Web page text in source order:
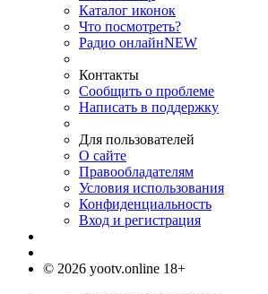
Каталог иконок
Что посмотреть?
Радио онлайнNEW
Контакты
Сообщить о проблеме
Написать в поддержку
Для пользователей
О сайте
Правообладателям
Условия использования
Конфиденциальность
Вход и регистрация
© 2026 yootv.online 18+